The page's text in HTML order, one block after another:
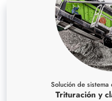
Solución de
Trituración y